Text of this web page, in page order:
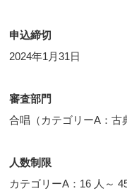
申込締切
2024年1月31日
審査部門
合唱（カテゴリーA：
人数制限
カテゴリーA：16 人～